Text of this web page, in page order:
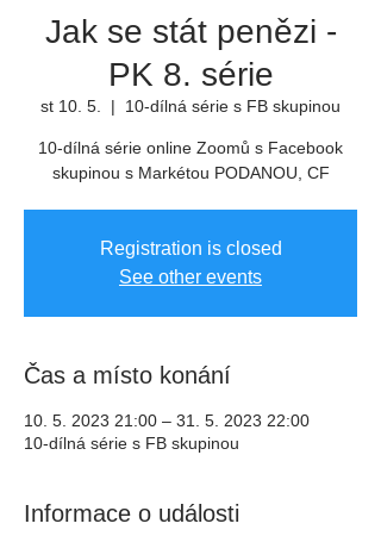
Jak se stát penězi -
PK 8. série
st 10. 5.
  |
10-dílná série s FB skupinou
10-dílná série online Zoomů s Facebook
skupinou s Markétou PODANOU, CF
Registration is closed
See other events
Čas a místo konání
10. 5. 2023 21:00 – 31. 5. 2023 22:00
10-dílná série s FB skupinou
Informace o události